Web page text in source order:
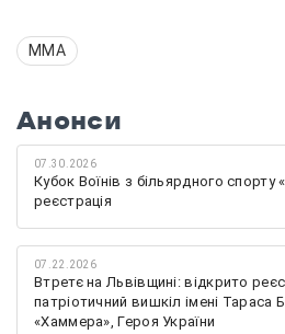
ММА
Анонси
07.30.2026
Кубок Воїнів з більярдного спорту
реєстрація
07.22.2026
Втретє на Львівщині: відкрито
патріотичний вишкіл імені Тараса
«Хаммера», Героя України